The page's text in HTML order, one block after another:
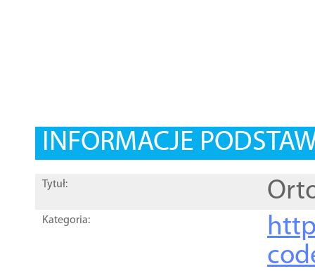
INFORMACJE
Tytuł:
Kategoria: